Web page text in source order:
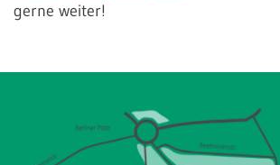
gerne weiter!